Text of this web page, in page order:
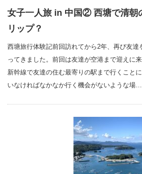
女子一人旅 in 中国② 西塘で清朝
リップ？
西塘旅行体験記前回訪れてから2年、再び友達
ってきました。前回は友達が空港まで迎えに
新幹線で友達の住む最寄りの駅まで行くこと
いなければなかなか行く機会がないような場…